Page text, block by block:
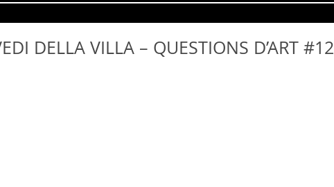
DELLA VILLA – QUESTIONS D’ART #12